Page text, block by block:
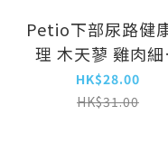
Petio下部尿路健
理 木天蓼 雞肉細切
20g(PTO-4852)
HK$28.00
HK$31.00